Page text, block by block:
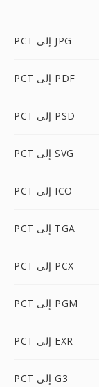
PCT إلى JPG
PCT إلى PDF
PCT إلى PSD
PCT إلى SVG
PCT إلى ICO
PCT إلى TGA
PCT إلى PCX
PCT إلى PGM
PCT إلى EXR
PCT إلى G3